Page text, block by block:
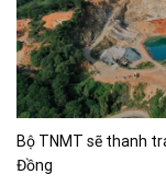
Bộ TNMT sẽ thanh
Đồng